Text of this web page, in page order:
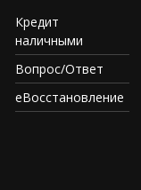
Кредит
наличными
Вопрос/Ответ
еВосстановление